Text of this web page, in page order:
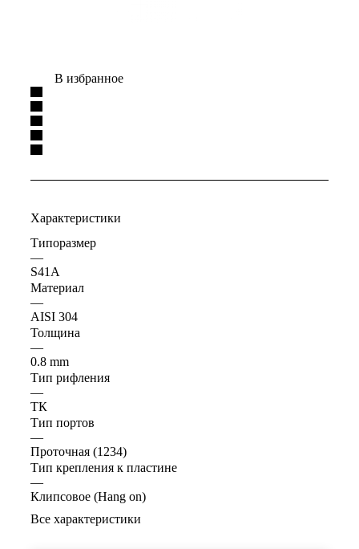
В избранное
Характеристики
Типоразмер
—
S41A
Материал
—
AISI 304
Толщина
—
0.8 mm
Тип рифления
—
ТК
Тип портов
—
Проточная (1234)
Тип крепления к пластине
—
Клипсовое (Hang on)
Все характеристики